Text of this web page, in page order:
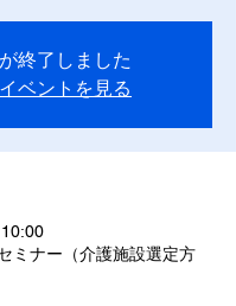
終了しました
ベントを見る
ミナー（介護施設選定方